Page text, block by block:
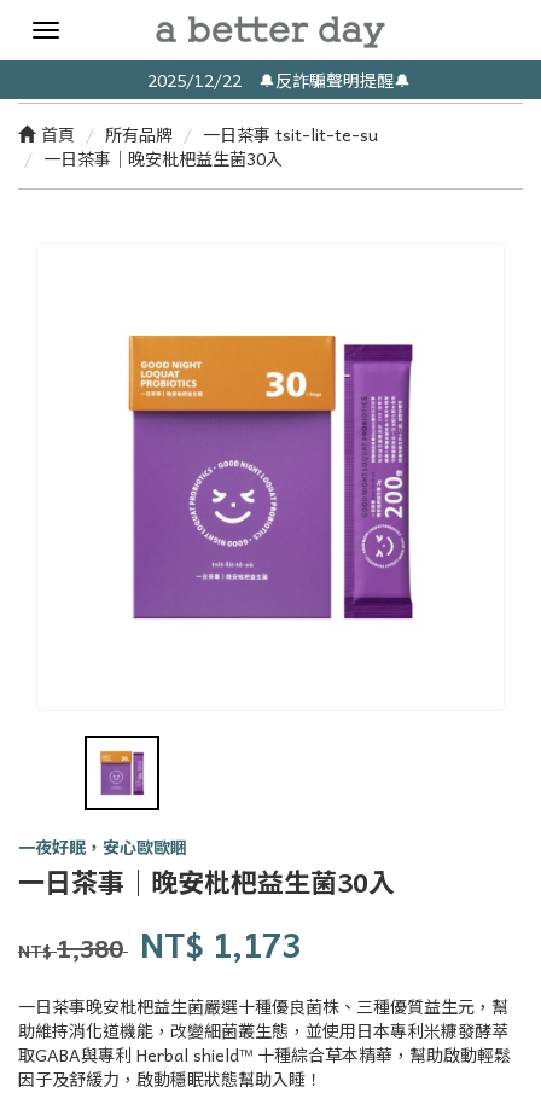
Toggle
navigation
2025/12/22 🔔反詐騙聲明提醒🔔
首頁 所有品牌
一日茶事 tsit-lit-te-su
一日茶事｜晚安枇杷益生菌30入
一夜好眠，安心歐歐睏
一日茶事｜晚安枇杷益生菌30入
Y0176
一日
茶事
lit-
tê-
NT$1,380 NT$ 1,173
一日茶事晚安枇杷益生菌嚴選十種優良菌株、三種優質益生元，幫
助維持消化道機能，改變細菌叢生態，並使用日本專利米糠發酵萃
取GABA與專利 Herbal shield™ 十種綜合草本精華，幫助啟動輕鬆
因子及舒緩力，啟動穩眠狀態幫助入睡！